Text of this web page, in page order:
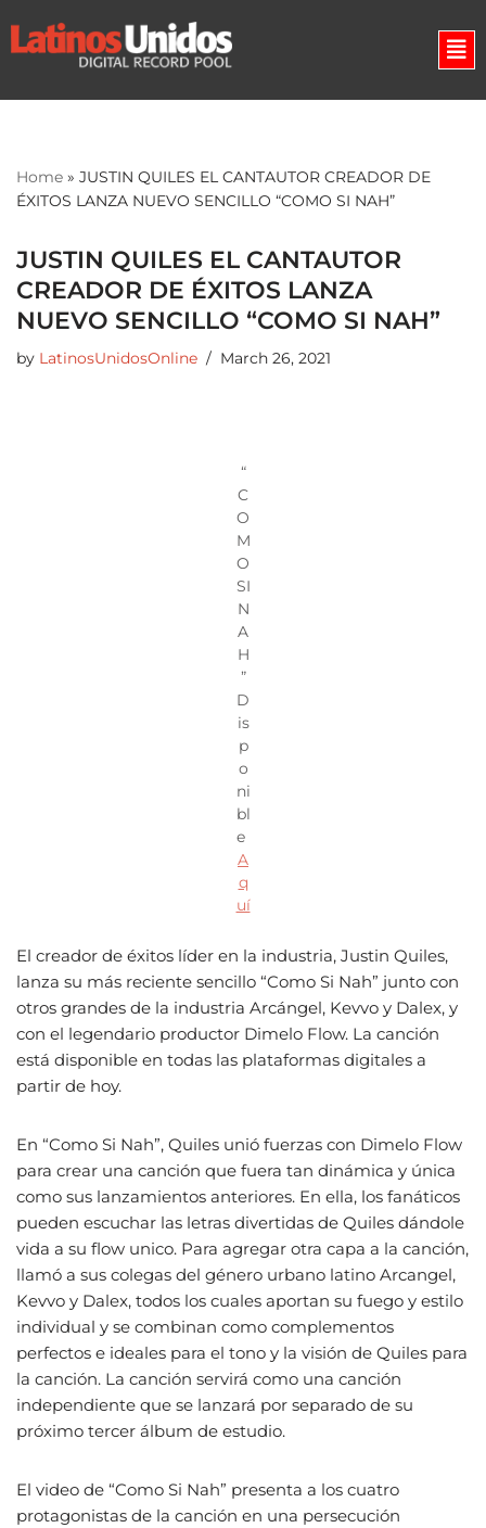
Skip
Home » JUSTIN QUILES EL CANTAUTOR CREADOR DE
ÉXITOS LANZA NUEVO SENCILLO “COMO SI NAH”
JUSTIN QUILES EL CANTAUTOR
CREADOR DE ÉXITOS LANZA
NUEVO SENCILLO “COMO SI NAH”
by LatinosUnidosOnline March 26, 2021
“
C
O
M
O
SI
N
A
H
”
D
is
p
o
ni
bl
e
A
q
uí
El creador de éxitos líder en la industria, Justin Quiles,
lanza su más reciente sencillo “Como Si Nah” junto con
otros grandes de la industria Arcángel, Kevvo y Dalex, y
con el legendario productor Dimelo Flow. La canción
está disponible en todas las plataformas digitales a
partir de hoy.
En “Como Si Nah”, Quiles unió fuerzas con Dimelo Flow
para crear una canción que fuera tan dinámica y única
como sus lanzamientos anteriores. En ella, los fanáticos
pueden escuchar las letras divertidas de Quiles dándole
vida a su flow unico. Para agregar otra capa a la canción,
llamó a sus colegas del género urbano latino Arcangel,
Kevvo y Dalex, todos los cuales aportan su fuego y estilo
individual y se combinan como complementos
perfectos e ideales para el tono y la visión de Quiles para
la canción. La canción servirá como una canción
independiente que se lanzará por separado de su
próximo tercer álbum de estudio.
El video de “Como Si Nah” presenta a los cuatro
protagonistas de la canción en una persecución